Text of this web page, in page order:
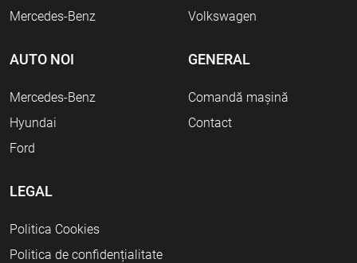
Mercedes-Benz
Volkswagen
AUTO NOI
Mercedes-Benz
Hyundai
Ford
GENERAL
Comandă mașină
Contact
LEGAL
Politica Cookies
Politica de confidențialitate